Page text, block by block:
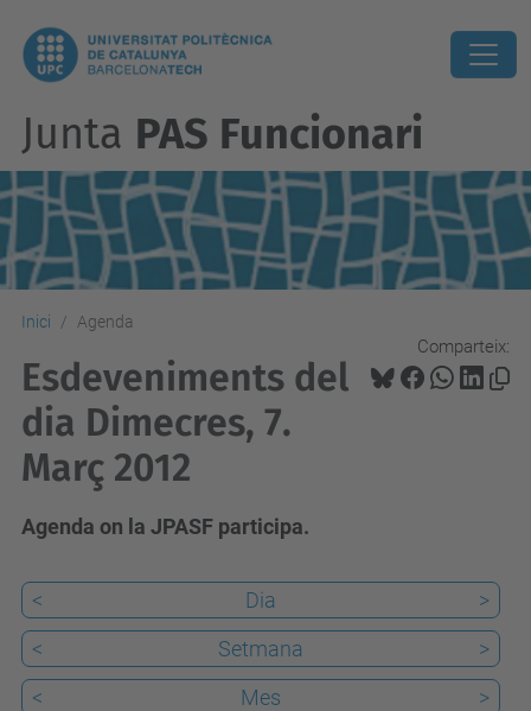
Junta PAS Funcionari
Inici Agenda
Comparteix:
Esdeveniments del
dia Dimecres, 7.
Març 2012
Agenda on la JPASF participa.
< Dia
>
<
Setmana
>
<
Mes >